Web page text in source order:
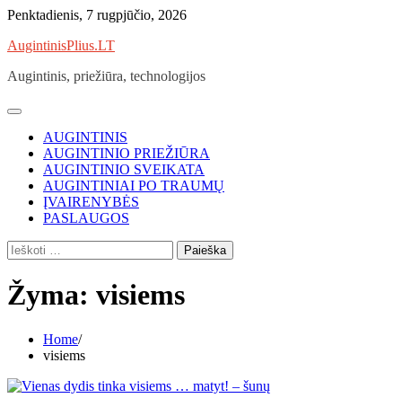
Skip
content
Penktadienis, 7 rugpjūčio, 2026
AugintinisPlius.LT
Augintinis, priežiūra, technologijos
AUGINTINIS
AUGINTINIO PRIEŽIŪRA
AUGINTINIO SVEIKATA
AUGINTINIAI PO TRAUMŲ
ĮVAIRENYBĖS
PASLAUGOS
Ieškoti:
Žyma: visiems
Home
visiems